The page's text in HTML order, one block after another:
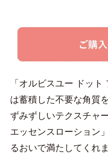
「オルビスユー ドット
は蓄積した不要な角質
ずみずしいテクスチャ
エッセンスローション
るおいで満たしてくれま